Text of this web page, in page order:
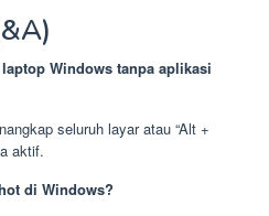
Windows tanpa aplikasi
seluruh layar atau “Alt +
aktif.
di Windows?